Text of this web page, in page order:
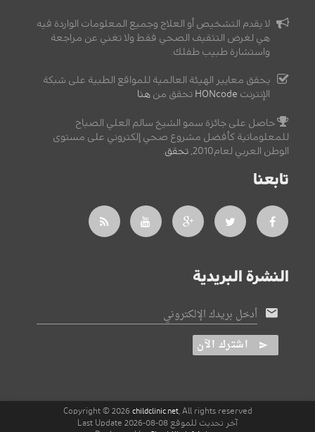
لا يقدم التشخيص أو العلاج وجميع المعلومات الواردة فيه
هي لغرض التثقيف الصحي فقط ولا تغني عن مراجعة
واستشارة طبيب طفلك.
يحقق معايير الهيئة العالمية للمواقع الطبية على شبكة
الإنترنت HONcode تحقق من هنا
حاصل على جائزة سمو الشيخ سالم العلي الصباح
للمعلوماتية كأفضل مشروع صحي إلكتروني على مستوى
الوطن العربي لعام2010,
تحقق.
تابعنا
النشرة البريدية
أدخل بريدك الإلكتروني
اشترك الآن
Copyright © 2026 childclinic.net, All rights reserved
آخر تحديث للموقع 08-08-2026 Last Update